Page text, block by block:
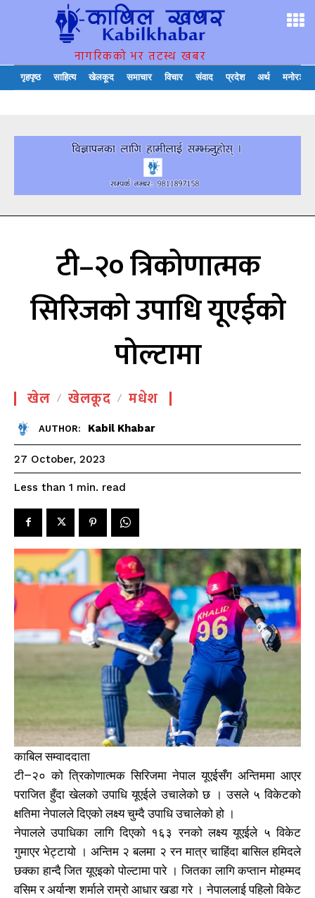
नागरिकको भर तटस्थ खबर
गृहपृष्ठ साहित्य खेलकूद समाचार विचार संवाद प्रदेश अर्थ मनोरञ्जन
टी–२० त्रिकोणात्मक
सिरिजको उपाधि यूएईको
पोल्टामा
खेल खेलकूद मधेश
AUTHOR: Kabil Khabar
27 October, 2023
Less than 1 min. read
काबिल सम्वाददाता
टी–२० को त्रिकोणात्मक सिरिजमा नेपाल यूएईसँग अन्तिममा आएर
पराजित हुँदा खेलको उपाधि यूएईले उचालेको छ । उसले ५ विकेटको
क्षतिमा नेपालले दिएको लक्ष्य चुम्दै उपाधि उचालेको हो ।
नेपालले उपाधिका लागि दिएको १६३ रनको लक्ष्य यूएईले ५ विकेट
गुमाएर भेट्टायो । अन्तिम २ बलमा २ रन मात्र चाहिंदा बासिल हमिदले
छक्का हान्दै जित यूएइको पोल्टामा पारे । जितका लागि कप्तान मोहम्मद
वसिम र अर्यान्श शर्माले राम्रो आधार खडा गरे । नेपाललाई पहिलो विकेट